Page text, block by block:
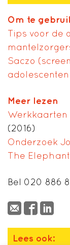
Om te
Tips voor de
Saczo
Meer lezen
Werkkaarten
(2016)
Onderzoek
The
Bel 020 886
Lees ook: